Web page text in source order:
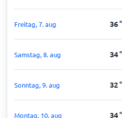
Freitag, 7. aug 36°
Samstag, 8. aug 34°
Sonntag, 9. aug 32°
Montag, 10. aug 34°